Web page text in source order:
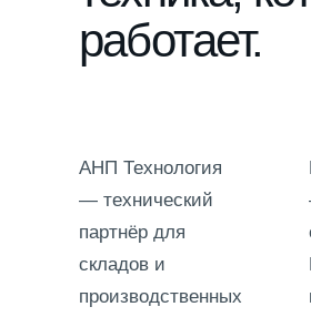
работает.
АНП Технология
— технический
партнёр для
складов и
производственных